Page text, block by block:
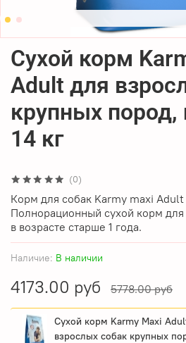
(0)
Наличие: В наличии
Сухой корм
Adult для
крупных пород,
14 кг
4173.00 руб 5778.00 руб
Сухой корм Karmy Maxi
взрослых собак крупных
Корм для собак Karmy maxi
Полнорационный сухой корм
в возрасте старше 1 года.